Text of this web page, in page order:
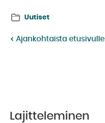
Uutiset
Ajankohtaista etusivulle
Lajitteleminen